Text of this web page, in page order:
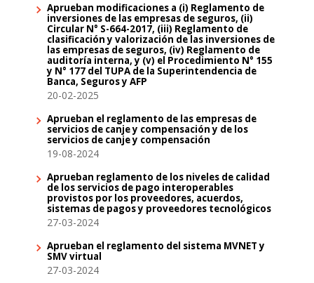
Aprueban modificaciones a (i) Reglamento de
inversiones de las empresas de seguros, (ii)
Circular N° S-664-2017, (iii) Reglamento de
clasificación y valorización de las inversiones de
las empresas de seguros, (iv) Reglamento de
auditoría interna, y (v) el Procedimiento N° 155
y N° 177 del TUPA de la Superintendencia de
Banca, Seguros y AFP
20-02-2025
Aprueban el reglamento de las empresas de
servicios de canje y compensación y de los
servicios de canje y compensación
19-08-2024
Aprueban reglamento de los niveles de calidad
de los servicios de pago interoperables
provistos por los proveedores, acuerdos,
sistemas de pagos y proveedores tecnológicos
27-03-2024
Aprueban el reglamento del sistema MVNET y
SMV virtual
27-03-2024